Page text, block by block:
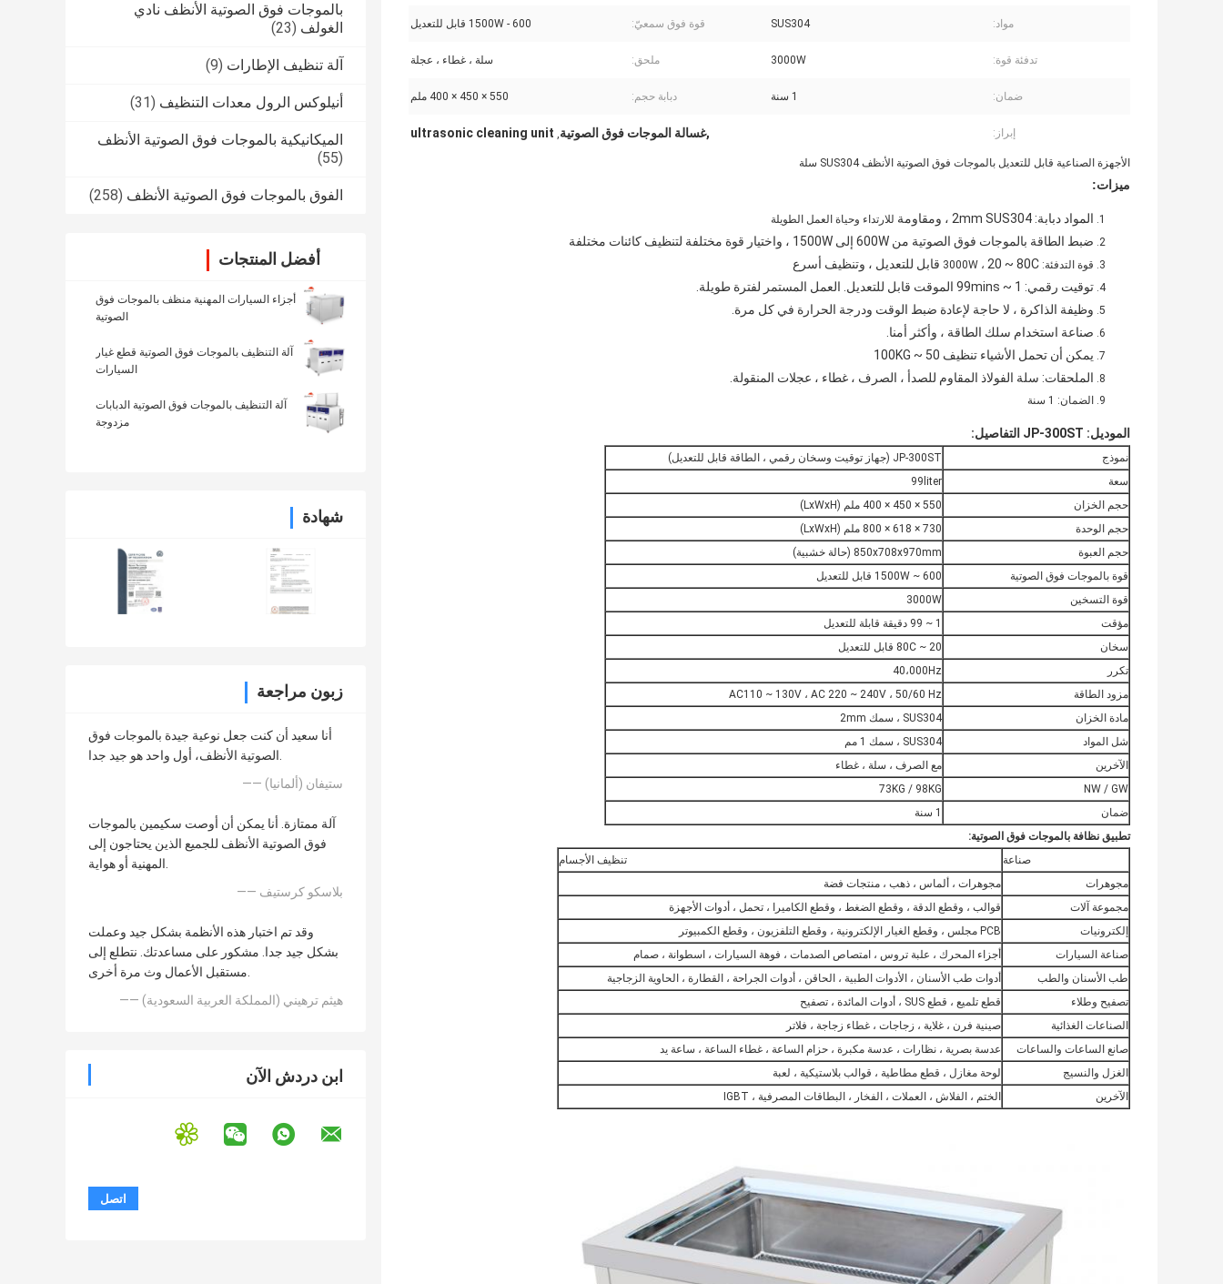
بالموجات فوق الصوتية الأنظف نادي
الغولف (23)
آلة تنظيف الإطارات (9)
أنيلوكس الرول معدات التنظيف (31)
الميكانيكية بالموجات فوق الصوتية الأنظف
(55)
الفوق بالموجات فوق الصوتية الأنظف (258)
أفضل المنتجات
أجزاء السيارات المهنية منظف بالموجات فوق
الصوتية
آلة التنظيف بالموجات فوق الصوتية قطع غيار
السيارات
آلة التنظيف بالموجات فوق الصوتية الدبابات
مزدوجة
شهادة
زبون مراجعة
أنا سعيد أن كنت جعل نوعية جيدة بالموجات فوق
الصوتية الأنظف، أول واحد هو جيد جدا.
—— ستيفان (ألمانيا)
آلة ممتازة. أنا يمكن أن أوصت سكيمين بالموجات
فوق الصوتية الأنظف للجميع الذين يحتاجون إلى
المهنية أو هواية.
—— بلاسكو كرستيف
وقد تم اختبار هذه الأنظمة بشكل جيد وعملت
بشكل جيد جدا. مشكور على مساعدتك. نتطلع إلى
مستقبل الأعمال وث مرة أخرى.
—— هيثم ترهيني (المملكة العربية السعودية)
ابن دردش الآن
مواد: SUS304 قوة فوق سمعيّ: 600 - 1500W قابل للتعديل
تدفئة قوة: 3000W ملحق: سلة ، غطاء ، عجلة
ضمان: 1 سنة دبابة حجم: 550 × 450 × 400 ملم
إبراز: ,غسالة الموجات فوق الصوتية,
ultrasonic cleaning unit
الأجهزة الصناعية قابل للتعديل بالموجات فوق الصوتية الأنظف SUS304 سلة
ميزات:
المواد دبابة: 2mm SUS304 ، ومقاومة للارتداء وحياة العمل الطويلة
ضبط الطاقة بالموجات فوق الصوتية من 600W إلى 1500W ، واختيار قوة مختلفة لتنظيف كائنات مختلفة
قوة التدفئة: 3000W ، 20 ~ 80C قابل للتعديل ، وتنظيف أسرع
توقيت رقمي: 1 ~ 99mins الموقت قابل للتعديل.
العمل المستمر لفترة طويلة.
وظيفة الذاكرة ، لا حاجة لإعادة ضبط الوقت ودرجة الحرارة في كل مرة.
صناعة استخدام سلك الطاقة ، وأكثر أمنا.
يمكن أن تحمل الأشياء تنظيف 50 ~ 100KG
الملحقات: سلة الفولاذ المقاوم للصدأ ، الصرف ، غطاء ، عجلات المنقولة.
الضمان: 1 سنة
الموديل: JP-300ST التفاصيل:
نموذج
JP-300ST (جهاز توقيت وسخان رقمي ، الطاقة قابل للتعديل)
سعة
99liter
حجم الخزان
550 × 450 × 400 ملم (LxWxH)
حجم الوحدة
730 × 618 × 800 ملم (LxWxH)
حجم العبوة
850x708x970mm (حالة خشبية)
قوة بالموجات فوق الصوتية
600 ~ 1500W قابل للتعديل
قوة التسخين
3000W
مؤقت
1 ~ 99 دقيقة قابلة للتعديل
سخان
20 ~ 80C قابل للتعديل
تكرر
40،000Hz
مزود الطاقة
AC110 ~ 130V ، AC 220 ~ 240V ، 50/60 Hz
مادة الخزان
SUS304 ، سمك 2mm
شل المواد
SUS304 ، سمك 1 مم
الآخرين
مع الصرف ، سلة ، غطاء
NW / GW
73KG / 98KG
ضمان
1 سنة
تطبيق نظافة بالموجات فوق الصوتية:
صناعة
تنظيف الأجسام
مجوهرات
مجوهرات ، ألماس ، ذهب ، منتجات فضة
مجموعة آلات
قوالب ، وقطع الدقة ، وقطع الضغط ، وقطع الكاميرا ، تحمل ، أدوات الأجهزة
إلكترونيات
PCB مجلس ، وقطع الغيار الإلكترونية ، وقطع التلفزيون ، وقطع الكمبيوتر
صناعة السيارات
أجزاء المحرك ، علبة تروس ، امتصاص الصدمات ، فوهة السيارات ، اسطوانة ، صمام
طب الأسنان والطب
أدوات طب الأسنان ، الأدوات الطبية ، الحاقن ، أدوات الجراحة ، القطارة ، الحاوية الزجاجية
تصفيح وطلاء
قطع تلميع ، قطع SUS ، أدوات المائدة ، تصفيح
الصناعات الغذائية
صينية فرن ، غلاية ، زجاجات ، غطاء زجاجة ، فلاتر
صانع الساعات والساعات
عدسة بصرية ، نظارات ، عدسة مكبرة ، حزام الساعة ، غطاء الساعة ، ساعة يد
الغزل والنسيج
لوحة مغازل ، قطع مطاطية ، قوالب بلاستيكية ، لعبة
الآخرين
الختم ، الفلاش ، العملات ، الفخار ، البطاقات المصرفية ، IGBT